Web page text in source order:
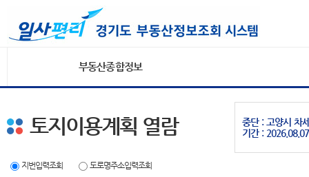
부동산종합정보
중단 : 고양시 차
기간 :
토지이용계획 열람
지번입력조회 도로명주소입력조회